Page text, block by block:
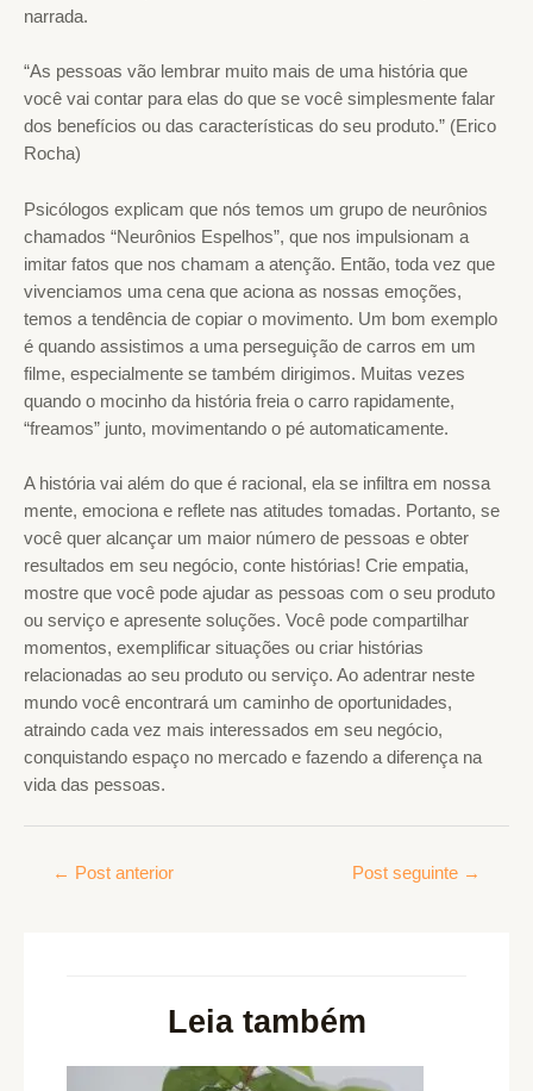
narrada.
“As pessoas vão lembrar muito mais de uma história que
você vai contar para elas do que se você simplesmente falar
dos benefícios ou das características do seu produto.” (Erico
Rocha)
Psicólogos explicam que nós temos um grupo de neurônios
chamados “Neurônios Espelhos”, que nos impulsionam a
imitar fatos que nos chamam a atenção. Então, toda vez que
vivenciamos uma cena que aciona as nossas emoções,
temos a tendência de copiar o movimento. Um bom exemplo
é quando assistimos a uma perseguição de carros em um
filme, especialmente se também dirigimos. Muitas vezes
quando o mocinho da história freia o carro rapidamente,
“freamos” junto, movimentando o pé automaticamente.
A história vai além do que é racional, ela se infiltra em nossa
mente, emociona e reflete nas atitudes tomadas. Portanto, se
você quer alcançar um maior número de pessoas e obter
resultados em seu negócio, conte histórias! Crie empatia,
mostre que você pode ajudar as pessoas com o seu produto
ou serviço e apresente soluções. Você pode compartilhar
momentos, exemplificar situações ou criar histórias
relacionadas ao seu produto ou serviço. Ao adentrar neste
mundo você encontrará um caminho de oportunidades,
atraindo cada vez mais interessados em seu negócio,
conquistando espaço no mercado e fazendo a diferença na
vida das pessoas.
← Post anterior Post seguinte →
Leia também